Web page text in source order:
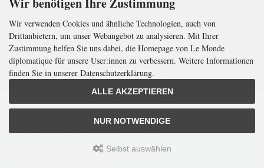
mit der weltweitgrößten
MonatszeitungfürinternationalePolitik
Jetzt das Digi-Abo testen:
Folgen
LMd © 2026 | Template © 2009-2026 bymodified eCommerce Shopsoftware
Wir verwenden Cookies und ähnliche Technologien, auch von
Drittanbietern, um unser Webangebot zu analysieren. Mit Ihrer
Zustimmung helfen Sie uns dabei, die Homepage von Le Monde
diplomatique für unsere User:innen zu verbessern. Weitere Informationen
finden Sie in unserer Datenschutzerklärung.
ALLE AKZEPTIEREN
NUR NOTWENDIGE
Selbst auswählen